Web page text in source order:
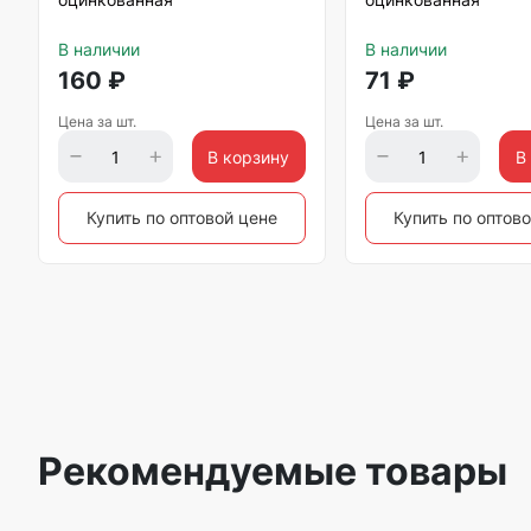
В наличии
160 ₽
Цена за шт.
В корзину
Купить по оптовой цене
В наличии
71 ₽
Цена за шт.
В
Купить по
Рекомендуемые товары